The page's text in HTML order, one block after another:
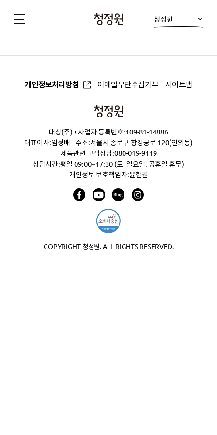
원
청정원
개인정보처리방침 이메일무단수집거부 사이트맵
청
원
대상(주)
사업자 등록번호:109-81-14886
대표이사:임정배
주소:서울시 종로구 창경궁로 120(인의동)
제품관련 고객상담:080-019-9119
상담시간:평일 09:00~17:30 (토, 일요일, 공휴일 휴무)
개인정보 보호책임자:윤한권
COPYRIGHT 청정원. ALL RIGHTS RESERVED.